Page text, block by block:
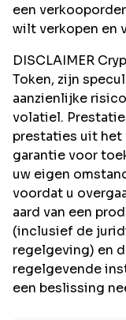
een
wilt verkopen en
DISCLAIMER
Token, zijn
aanzienlijke
volatiel.
prestaties uit het
garantie voor
uw eigen
voordat u
aard van een
(inclusief de
regelgeving) en
regelgevende
een beslissing